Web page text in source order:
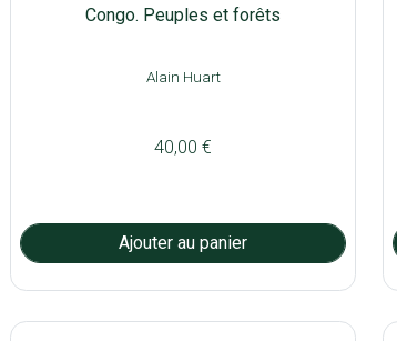
Congo. Peuples et forêts
Alain Huart
40,00 €